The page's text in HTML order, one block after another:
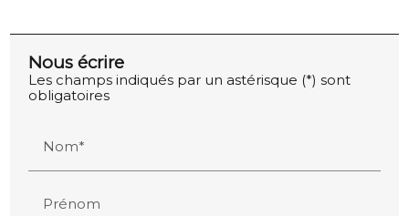
Nous écrire
Les champs indiqués par un astérisque (*) sont
obligatoires
Nom*
Prénom